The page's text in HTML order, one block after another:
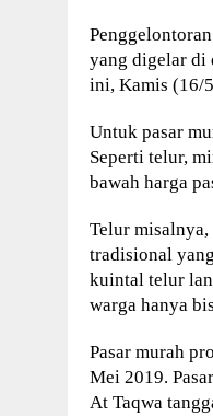
yang digelar di
ini, Kamis (16/
Untuk pasar
Seperti telur,
bawah harga
Telur
tradisional
kuintal telur
warga hanya
Pasar murah
Mei 2019.
At Taqwa